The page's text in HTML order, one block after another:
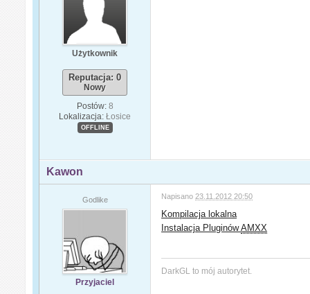
Użytkownik
Reputacja: 0
Nowy
Postów: 8
Lokalizacja: Łosice
OFFLINE
Kawon
Godlike
Przyjaciel
Napisano 23.11.2012 20:50
Kompilacja lokalna
Instalacja PluginówAMXX
DarkGL to mój autorytet.